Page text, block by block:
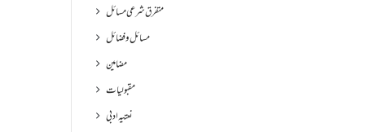
متفرق شرعی مسائل
مسائل و فضائل
مضامین
مقبولیات
نعتیہ ادبی